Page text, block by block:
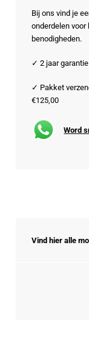
Bij ons vind je
onderdelen voor
benodigheden.
✓ 2 jaar
✓ Pakket
€125,00
Word
Vind hier alle